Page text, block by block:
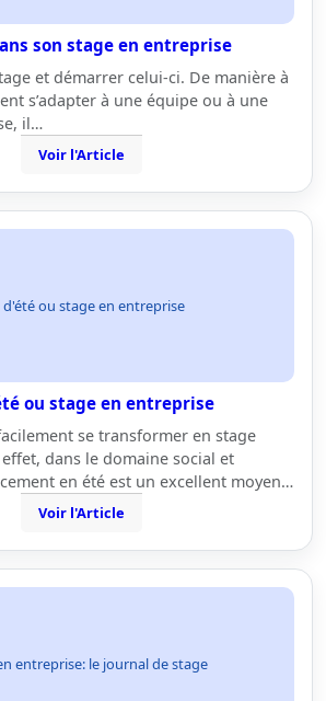
son stage en entreprise
et démarrer celui-ci. De manière à
s’adapter à une équipe ou à une
il…
Voir l'Article
d'été ou stage en entreprise
ou stage en entreprise
se transformer en stage
dans le domaine social et
en été est un excellent moyen…
Voir l'Article
entreprise: le journal de stage